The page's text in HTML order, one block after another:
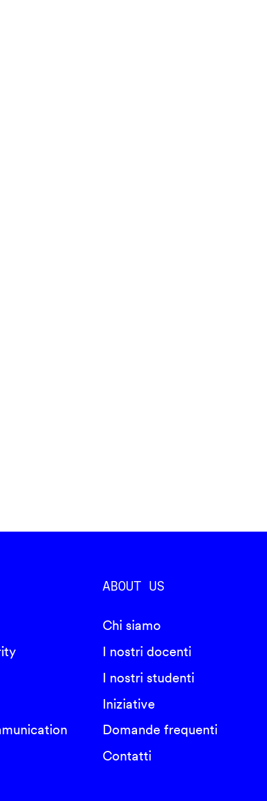
ABOUT US
Chi siamo
I nostri docenti
I nostri studenti
Iniziative
Domande frequenti
Contatti